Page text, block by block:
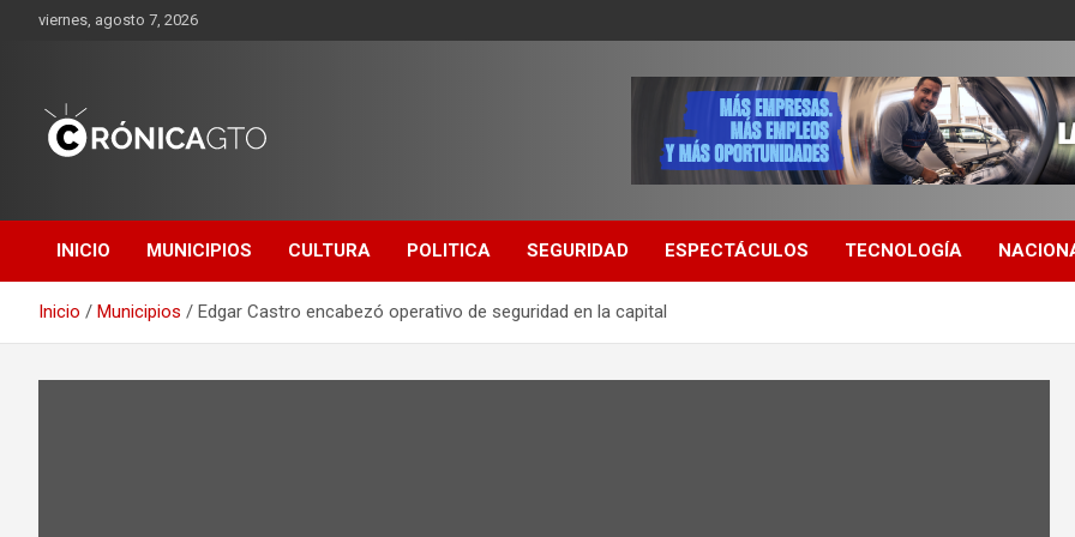
viernes, agosto 7, 2026
GUANAJUATO
INICIO MUNICIPIOS CULTURA POLITICA SEGURIDAD ESPECTÁCULOS TECNOLOGÍA
Inicio Municipios Edgar Castro encabezó operativo de seguridad en la capital